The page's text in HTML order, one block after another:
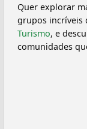
Quer explorar
grupos incríveis
Turismo, e
comunidades